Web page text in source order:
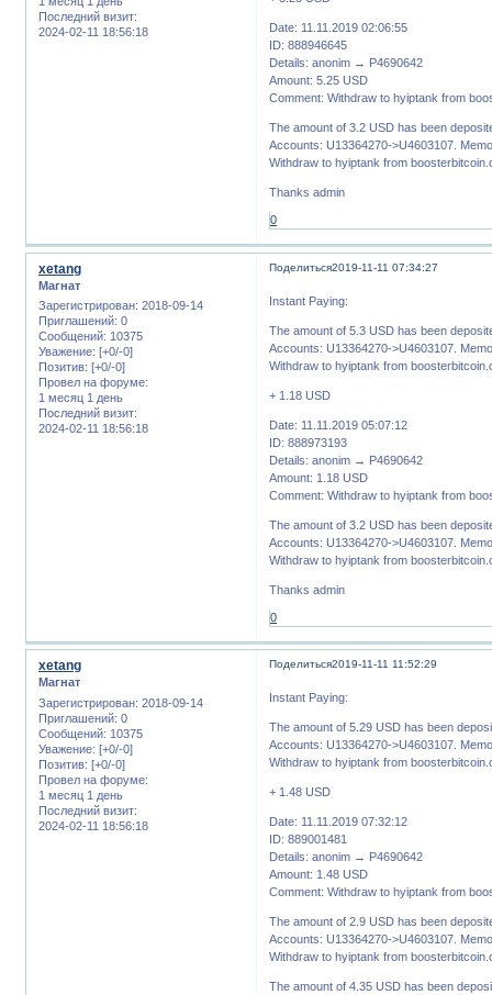
Последний визит:
2024-02-11 18:56:18
Date: 11.11.2019 02:06:55
ID: 888946645
Details: anonim → P4690642
Amount: 5.25 USD
Comment: Withdraw to hyiptank from
The amount of 3.2 USD has been
Accounts: U13364270->U4603107.
Withdraw to hyiptank from
Thanks admin
0
Поделиться2019-11-11 07:34:27
xetang
Магнат
Зарегистрирован: 2018-09-14
Приглашений: 0
Сообщений: 10375
Уважение: [+0/-0]
Позитив: [+0/-0]
Провел на форуме:
1 месяц 1 день
Последний визит:
2024-02-11 18:56:18
Instant Paying:
The amount of 5.3 USD has been
Accounts: U13364270->U4603107.
Withdraw to hyiptank from
+ 1.18 USD
Date: 11.11.2019 05:07:12
ID: 888973193
Details: anonim → P4690642
Amount: 1.18 USD
Comment: Withdraw to hyiptank from
The amount of 3.2 USD has been
Accounts: U13364270->U4603107.
Withdraw to hyiptank from
Thanks admin
0
Поделиться2019-11-11 11:52:29
xetang
Магнат
Зарегистрирован: 2018-09-14
Приглашений: 0
Сообщений: 10375
Уважение: [+0/-0]
Позитив: [+0/-0]
Провел на форуме:
1 месяц 1 день
Последний визит:
2024-02-11 18:56:18
Instant Paying:
The amount of 5.29 USD has been
Accounts: U13364270->U4603107.
Withdraw to hyiptank from
+ 1.48 USD
Date: 11.11.2019 07:32:12
ID: 889001481
Details: anonim → P4690642
Amount: 1.48 USD
Comment: Withdraw to hyiptank from
The amount of 2.9 USD has been
Accounts: U13364270->U4603107.
Withdraw to hyiptank from
The amount of 4.35 USD has been